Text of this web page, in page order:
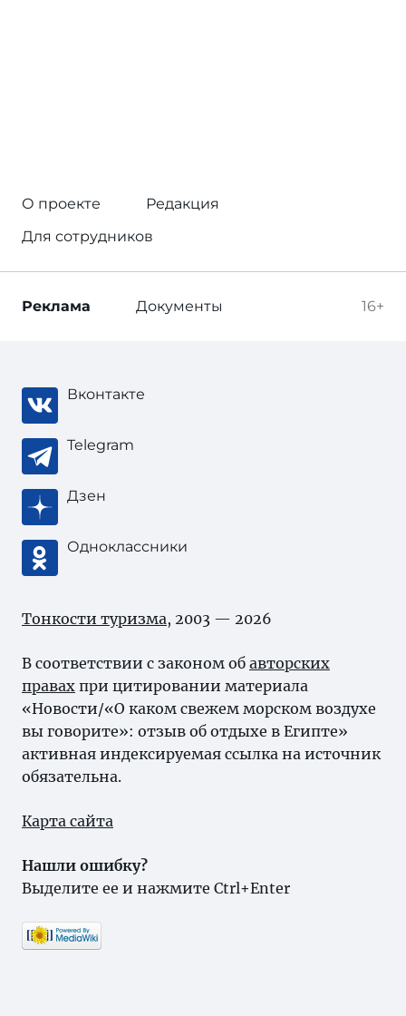
О проекте
Редакция
Для сотрудников
16+
Реклама Документы
Вконтакте
Telegram
Дзен
Одноклассники
Тонкости туризма, 2003 — 2026
В соответствии с законом об авторских
правах при цитировании материала
«Новости/«О каком свежем морском воздухе
вы говорите»: отзыв об отдыхе в Египте»
активная индексируемая ссылка на источник
обязательна.
Карта сайта
Нашли ошибку?
Выделите ее и нажмите Ctrl+Enter